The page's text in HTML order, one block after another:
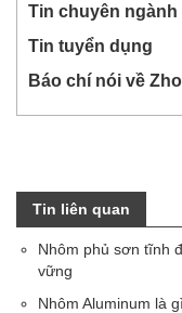
Tin chuyên ngành
Tin tuyển dụng
Báo chí nói về
Tin liên quan
Nhôm phủ sơn tĩnh
vững
Nhôm Aluminum là